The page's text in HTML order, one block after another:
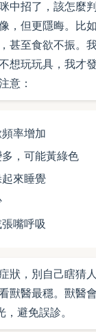
中招了，該怎麼
，但更隱晦。比
甚至食欲不振。
想玩玩具，我才
意：
率增加
，可能黃綠色
來睡覺
嘴呼吸
狀，別自己瞎猜
獸醫最穩。獸醫
，避免誤診。